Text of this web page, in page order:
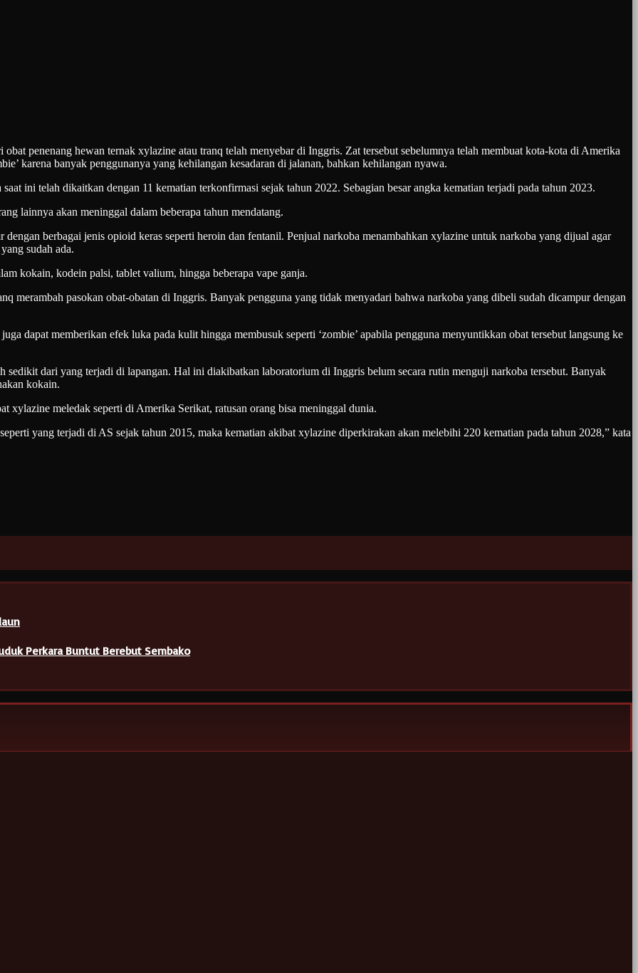
penenang hewan ternak xylazine atau tranq telah menyebar di Inggris. Zat tersebut sebelumnya telah membuat kota-kota di Amerika
karena banyak penggunanya yang kehilangan kesadaran di jalanan, bahkan kehilangan nyawa.
ini telah dikaitkan dengan 11 kematian terkonfirmasi sejak tahun 2022. Sebagian besar angka kematian terjadi pada tahun 2023.
lainnya akan meninggal dalam beberapa tahun mendatang.
berbagai jenis opioid keras seperti heroin dan fentanil. Penjual narkoba menambahkan xylazine untuk narkoba yang dijual agar
sudah ada.
kokain, kodein palsi, tablet valium, hingga beberapa vape ganja.
merambah pasokan obat-obatan di Inggris. Banyak pengguna yang tidak menyadari bahwa narkoba yang dibeli sudah dicampur dengan
dapat memberikan efek luka pada kulit hingga membusuk seperti ‘zombie’ apabila pengguna menyuntikkan obat tersebut langsung ke
dari yang terjadi di lapangan. Hal ini diakibatkan laboratorium di Inggris belum secara rutin menguji narkoba tersebut. Banyak
kokain.
meledak seperti di Amerika Serikat, ratusan orang bisa meninggal dunia.
yang terjadi di AS sejak tahun 2015, maka kematian akibat xylazine diperkirakan akan melebihi 220 kematian pada tahun 2028,” kata
Perkara Buntut Berebut Sembako